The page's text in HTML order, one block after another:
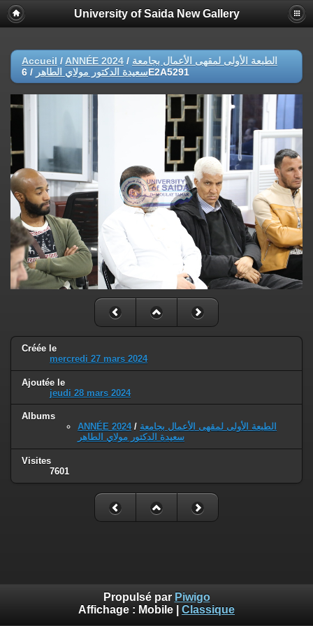
University of Saida New Gallery
Accueil / ANNÉE 2024 / الطبعة الأولى لمقهى الأعمال بجامعة
سعيدة الدكتور مولاي الطاهر / 6E2A5291
Créée le
mercredi 27 mars 2024
Ajoutée le
jeudi 28 mars 2024
Albums
ANNÉE 2024/ الطبعة الأولى لمقهى الأعمال بجامعة
سعيدة الدكتور مولاي الطاهر
Visites
7601
Propulsé par Piwigo
Affichage : Mobile Classique